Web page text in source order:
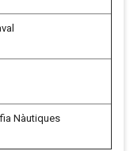
Nàutiques